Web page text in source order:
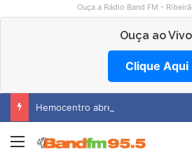
Ouça a Rádio Band FM -
Ouça ao
Clique Aqui
Hemocentro abre vagas na região
Menu